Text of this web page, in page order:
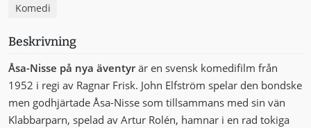
Komedi
Beskrivning
Åsa-Nisse på nya äventyrär en svensk komedifilm från
1952 i regi av Ragnar Frisk. John Elfström spelar den bondske
men godhjärtade Åsa-Nisse som tillsammans med sin vän
Klabbarparn, spelad av Artur Rolén, hamnar i en rad tokiga